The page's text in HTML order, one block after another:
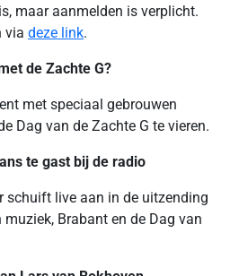
maar aanmelden is verplicht.
via deze link.
de Zachte G?
met speciaal gebrouwen
Dag van de Zachte G te vieren.
te gast bij de radio
schuift live aan in de uitzending
Brabant en de Dag van